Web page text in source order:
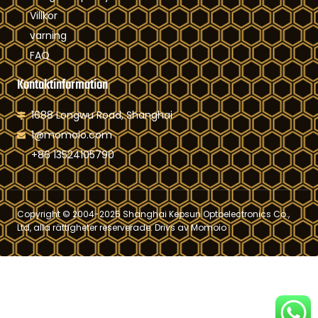
Villkor
varning
FAQ
Kontaktinformation
1688 Longwu Road, Shanghai
1@momoio.com
+86 13524105790
Copyright © 2004-2025 Shanghai Kepsun Optoelectronics Co.,
Ltd, alla rättigheter reserverade. Drivs av Momoio